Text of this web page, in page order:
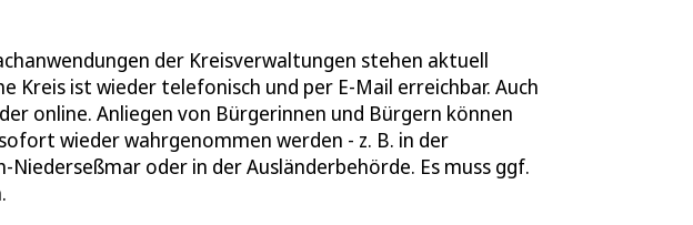
der Kreisverwaltungen stehen aktuell
Kreis ist wieder telefonisch und per E-Mail erreichbar. Auch
online. Anliegen von Bürgerinnen und Bürgern können
wieder wahrgenommen werden - z. B. in der
oder in der Ausländerbehörde. Es muss ggf.